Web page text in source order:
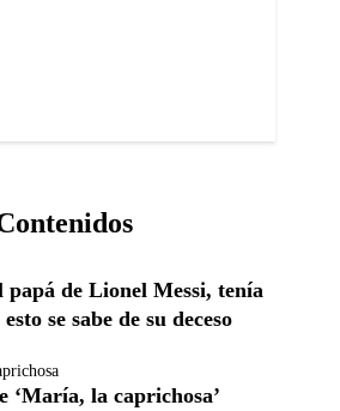
de Lionel Messi, tenía
se sabe de su deceso
‘María, la caprichosa’